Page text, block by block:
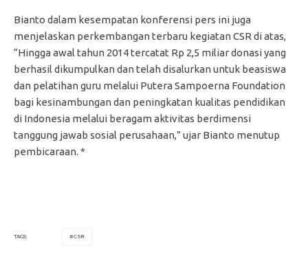
Bianto dalam kesempatan konferensi pers ini juga
menjelaskan perkembangan terbaru kegiatan CSR di atas,
“Hingga awal tahun 2014 tercatat Rp 2,5 miliar donasi yang
berhasil dikumpulkan dan telah disalurkan untuk beasiswa
dan pelatihan guru melalui Putera Sampoerna Foundation
bagi kesinambungan dan peningkatan kualitas pendidikan
di Indonesia melalui beragam aktivitas berdimensi
tanggung jawab sosial perusahaan,” ujar Bianto menutup
pembicaraan. *
TAGS CSR